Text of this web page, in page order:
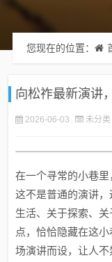
您现在的位置：
向松祚最新演讲
2026-06-03 未分类
在一个寻常的小巷里
这不是普通的演讲
生活、关于探索、
点，恰恰隐藏在这
场演讲而设，让人不